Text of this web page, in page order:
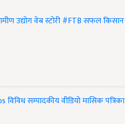
उद्योगवेब स्टोरी#FTBसफल किसान
विविधसम्पादकीयवीडियोमासिक पत्रिका